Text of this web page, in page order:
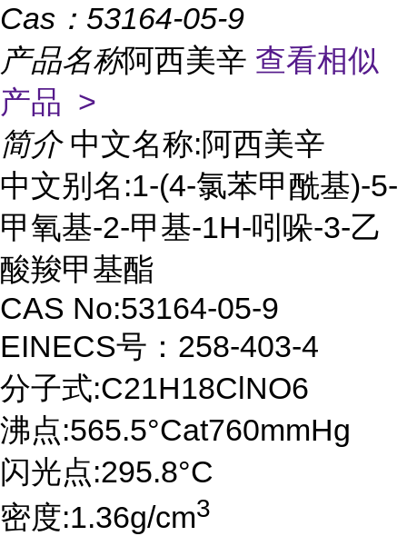
Cas： 53164-05-9
产品名称阿西美辛 查看相似
产品 >
简介 中文名称:阿西美辛
中文别名:1-(4-氯苯甲酰基)-5-
甲氧基-2-甲基-1H-吲哚-3-乙
酸羧甲基酯
CAS No:53164-05-9
EINECS号：258-403-4
分子式:C21H18ClNO6
沸点:565.5°Cat760mmHg
闪光点:295.8°C
密度:1.36g/cm3